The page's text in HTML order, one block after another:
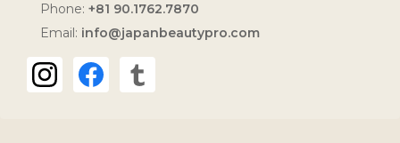
Phone: +81 90.1762.7870
Email: info@japanbeautypro.com